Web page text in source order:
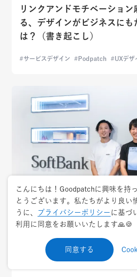
リンクアンドモチベーション
る、デザインがビジネスにも
は？（書き起こし）
サービスデザイン Podpatch UXデザ
ケーススタディ
AIを駆使した新時代のユー
ユーザーの声を最速で開発へ
こんにちは！Goodpatchに興味を持
とうございます。私たちがより良い
うに、
プライバシーポリシー に基づ
利用に同意をお願いいたします🙏🍪
同意する